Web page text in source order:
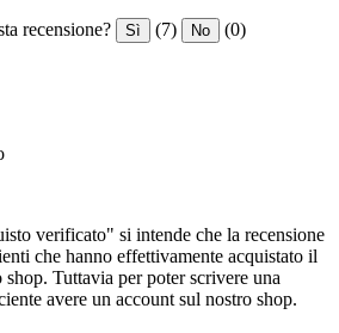
recensione? Sì (7) No (0)
verificato" si intende che la recensione
che hanno effettivamente acquistato il
Tuttavia per poter scrivere una
avere un account sul nostro shop.